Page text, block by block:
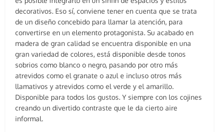
decorativos. Eso sí, conviene tener en cuenta que se trata
de un diseño concebido para llamar la atención, para
convertirse en un elemento protagonista. Su acabado en
madera de gran calidad se encuentra disponible en una
gran variedad de colores, está disponible desde tonos
sobrios como blanco o negro, pasando por otro más
atrevidos como el granate o azul e incluso otros más
llamativos y atrevidos como el verde y el amarillo.
Disponible para todos los gustos. Y siempre con los cojines
creando un divertido contraste que le da cierto aire
informal.